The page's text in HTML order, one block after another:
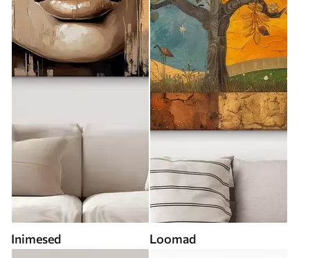
Inimesed Loomad